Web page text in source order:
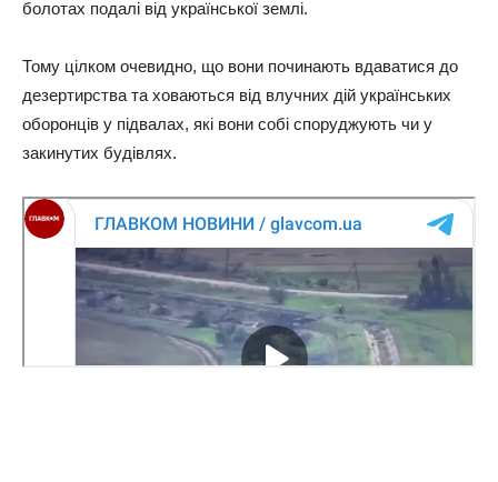
болотах подалі від української землі.
Тому цілком очевидно, що вони починають вдаватися до
дезертирства та ховаються від влучних дій українських
оборонців у підвалах, які вони собі споруджують чи у
закинутих будівлях.